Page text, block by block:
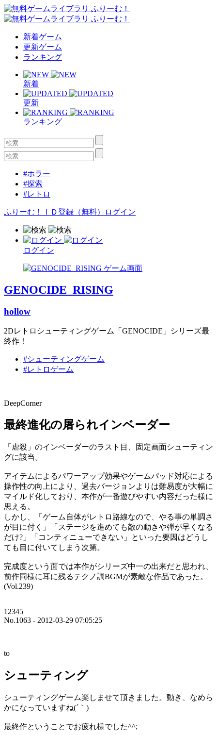
新着ゲーム
更新ゲーム
ランキング
新着
更新
ランキング
#ホラー
#探索
#レトロ
ふりーむ！ＩＤ登録（無料） ログイン
ログイン
GENOCIDE_RISING
hollow
2Dレトロシューティングゲーム「GENOCIDE」シリーズ最
終作！
#シューティングゲーム
#レトロゲーム
DeepCorner
最終進化の屠られインベーダー
「虐殺」のインベーダーのラスト目、固定画面シューティン
グに該当。
アイテムによるパワーアップ効果やゲームパッド対応による
操作性の向上により、過去バージョンよりは難易度が大幅に
マイルド化しており、本作が一番遊びやすい内容だった様に
思える。
しかし、「ゲーム自体がレトロ路線なので、やる事の単調さ
が目に付く」「ステージを進めても敵の動きや弾が早くなる
だけ?」「コンティニューできない」といった要因はどうし
ても目に付いてしまう次第。
完成度という面では本作がシリーズ中一の出来だと思われ、
前作同様に耳に残るテクノ調BGMが素敵な作品であった。
(Vol.239)
12345
No.1063 - 2012-03-29 07:05:25
to
シューティング
シューティングゲーム楽しませて頂きました。動き、なめら
かになっていますね(´｀)
最終作ということでお疲れ様でした^^;